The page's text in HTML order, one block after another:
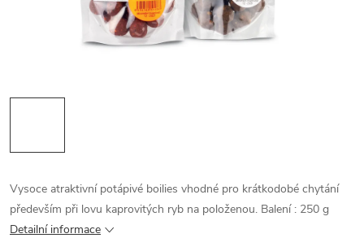
Vysoce atraktivní potápivé boilies vhodné pro krátkodobé chytání
především při lovu kaprovitých ryb na položenou. Balení : 250 g
Detailní informace